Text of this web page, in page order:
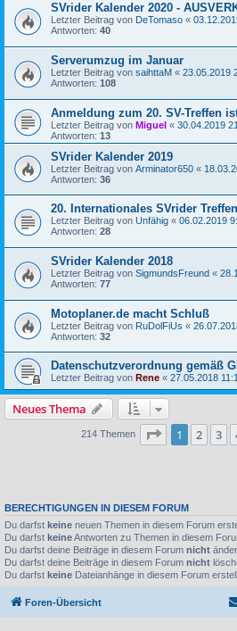
SVrider Kalender 2020 -
Letzter Beitrag von DeTomaso «
Antworten: 40
Serverumzug im Januar
Letzter Beitrag von saihttaM « 23.05.2019
Antworten: 108
Anmeldung zum 20. SV-Treffen
Letzter Beitrag von Miguel « 30.04.2019
Antworten: 13
SVrider Kalender 2019
Letzter Beitrag von Arminator650 «
Antworten: 36
20. Internationales SVrider
Letzter Beitrag von Unfähig « 06.02.2019
Antworten: 28
SVrider Kalender 2018
Letzter Beitrag von SigmundsFreund «
Antworten: 77
Motoplaner.de macht Schluß
Letzter Beitrag von RuDolFiUs «
Antworten: 32
Datenschutzverordnung gemäß
Letzter Beitrag von Rene « 27.05.2018
Neues Thema
214 Themen Seite 1von
1 2 3
BERECHTIGUNGEN IN DIESEM FORUM
Du darfst keine neuen Themen in diesem Forum
Du darfst keineAntworten zu Themen in diesem
Du darfst deine Beiträge in diesem Forum nicht
Du darfst deine Beiträge in diesem Forum nicht
Du darfst keine Dateianhänge in diesem Forum
Foren-Übersicht